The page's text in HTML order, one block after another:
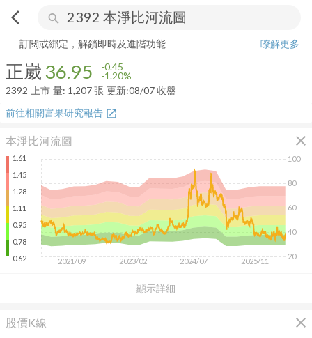
arrow_back_ios search
正崴 36.95-1.20%
訂閱或綁定，解鎖即時及進階功能
瞭解更多
正崴 36.95 -0.45
-1.20%
2392
上市 量: 1,207張 更新:08/07 收盤
前往相關富果研究報告 open_in_new
本淨比河流圖 close
顯示詳細
1.61
1.45
1.28
1.11
0.95
0.78
0.62
2021/09 2023/02 2024/07 2025/11
20
40
60
80
100
股價K線 close